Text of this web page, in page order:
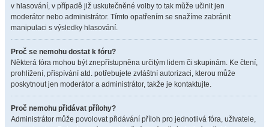
v hlasování, v případě již uskutečněné volby to tak může učinit jen
moderátor nebo administrátor. Tímto opatřením se snažíme zabránit
manipulaci s výsledky hlasování.
Proč se nemohu dostat k fóru?
Některá fóra mohou být znepřístupněna určitým lidem či skupinám. Ke čtení,
prohlížení, přispívání atd. potřebujete zvláštní autorizaci, kterou může
poskytnout jen moderátor a administrátor, takže je kontaktujte.
Proč nemohu přidávat přílohy?
Administrátor může povolovat přidávání příloh pro jednotlivá fóra, uživatele,